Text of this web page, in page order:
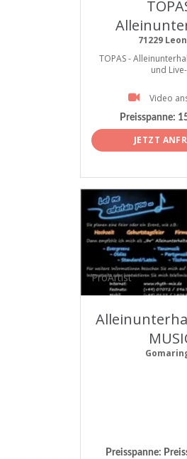
71229
TOPAS -
und Live-
Video
Preisspanne:
JETZT
ProArtist
Preisspanne: